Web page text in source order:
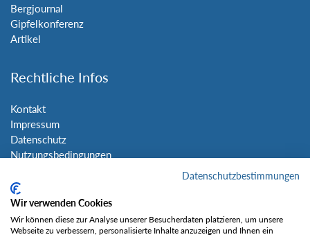
Bergjournal
Gipfelkonferenz
Artikel
Rechtliche Infos
Kontakt
Impressum
Datenschutz
Nutzungsbedingungen
Social Media
Datenschutzbestimmungen
Wir verwenden Cookies
Wir können diese zur Analyse unserer Besucherdaten platzieren, um unsere
Webseite zu verbessern, personalisierte Inhalte anzuzeigen und Ihnen ein